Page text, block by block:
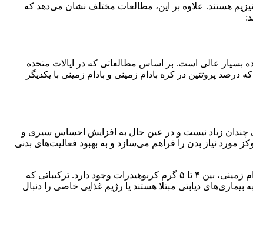
تیامین و منیزیم هستند. علاوه بر این، مطالعات مختلف نشان می‌دهد که
زمینی، بین ۷ تا ۸ گرم پروتئین وجود دارد و برای میان وعده بسیار عالی است. بر اساس مطالعاتی که در ایالات متحده
پروتئین در کره بادام زمینی و بادام زمینی با یکدیگر
چندان زیاد نیست و در عین حال به افزایش احساس سیری و
مورد نیاز بدن را فراهم می‌سازد و به بهبود فعالیت‌های بدنی
کربوهیدرات‌های موجود در بادام زمینی با سرعت بالایی وارد جریان خون می‌شوند و انرژی مورد نیاز بدن را فراهم می‌سازند. در مقدار کمی بادام زمینی، بین ۴ تا ۵ گرم کربوهیدرات وجود دارد. ترکیباتی که
دیابتی مبتلا هستند یا رژیم غذایی خاصی را دنبال